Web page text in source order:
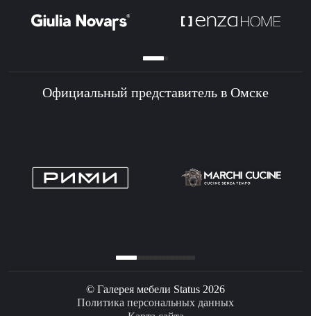
Официальный представитель в Омске
© Галерея мебели Status 2026
Политика персональных данных